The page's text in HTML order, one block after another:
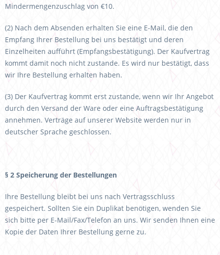
Mindermengenzuschlag von €10.
(2) Nach dem Absenden erhalten Sie eine E-Mail, die den
Empfang Ihrer Bestellung bei uns bestätigt und deren
Einzelheiten aufführt (Empfangsbestätigung). Der Kaufvertrag
kommt damit noch nicht zustande. Es wird nur bestätigt, dass
wir Ihre Bestellung erhalten haben.
(3) Der Kaufvertrag kommt erst zustande, wenn wir Ihr Angebot
durch den Versand der Ware oder eine Auftragsbestätigung
annehmen. Verträge auf unserer Website werden nur in
deutscher Sprache geschlossen.
§ 2 Speicherung der Bestellungen
Ihre Bestellung bleibt bei uns nach Vertragsschluss
gespeichert. Sollten Sie ein Duplikat benötigen, wenden Sie
sich bitte per E-Mail/Fax/Telefon an uns. Wir senden Ihnen eine
Kopie der Daten Ihrer Bestellung gerne zu.